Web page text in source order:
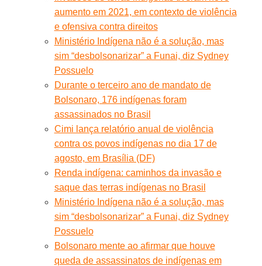
aumento em 2021, em contexto de violência
e ofensiva contra direitos
Ministério Indígena não é a solução, mas
sim “desbolsonarizar” a Funai, diz Sydney
Possuelo
Durante o terceiro ano de mandato de
Bolsonaro, 176 indígenas foram
assassinados no Brasil
Cimi lança relatório anual de violência
contra os povos indígenas no dia 17 de
agosto, em Brasília (DF)
Renda indígena: caminhos da invasão e
saque das terras indígenas no Brasil
Ministério Indígena não é a solução, mas
sim “desbolsonarizar” a Funai, diz Sydney
Possuelo
Bolsonaro mente ao afirmar que houve
queda de assassinatos de indígenas em